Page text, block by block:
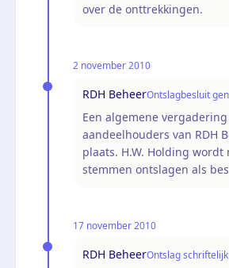
over de onttrekkingen.
2 november 2010
RDH BeheerOntslagbesluit
Een algemene
aandeelhouders van RDH
plaats. H.W. Holding wordt
stemmen ontslagen als
17 november 2010
RDH BeheerOntslag